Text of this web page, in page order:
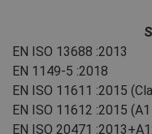
EN ISO 13688 :2013
EN 1149-5 :2018
EN ISO 11611 :2015
EN ISO 11612 :2015
EN ISO 20471